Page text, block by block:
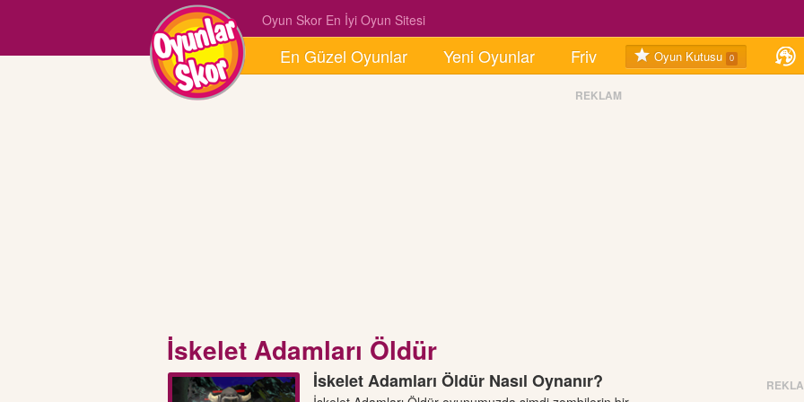
En Güzel Oyunlar Yeni Oyunlar Friv Oyun Kutusu 0
Oyun Skor En İyi Oyun Sitesi
REKLAM
İskelet Adamları Öldür
İskelet Adamları Öldür Nasıl Oynanır?